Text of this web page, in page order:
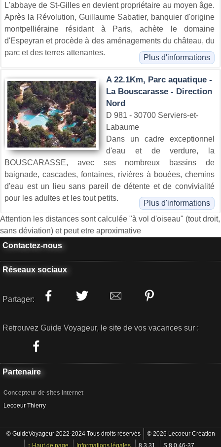
L'abbaye de St-Gilles en devient propriétaire au moyen âge.
Après la Révolution, Guillaume Sabatier, banquier d'origine
montpelliéraine résidant à Paris, achète le domaine
d'Espeyran et procède à des aménagements du château, du
parc et des terres attenantes.
Plus d'informations
A 22.1Km, Parc aquatique -
La Bouscarasse - Direction
Nord
D 981 - 30700 Serviers-et-
Labaume
Dans un cadre exceptionnel
d'eau et de verdure, la
BOUSCARASSE, avec ses nombreux bassins de
baignade, cascades, fontaines, rivières à bouées, chemins
d'eau est un lieu sans pareil de détente et de convivialité
pour les adultes et les tout petits.
Plus d'informations
Attention les distances sont calculée "à vol d'oiseau" (tout droit,
sans déviation) et peut etre aproximative
Contactez-nous
Réseaux sociaux
Partager:
Retrouvez Guide Voyageur, le site de vos vacances sur :
Partenaire
Concepteur de sites Internet
Lecoeur Thierry
© GuideVoyageur 2022-2024 Tous droits réservés
© 2026 Lecoeur Création
↑ Haut de page
Informations légales 8.3.31 S:8.0.46-37